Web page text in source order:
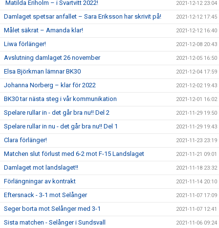
Matilda Eriholm – i Svartvitt 2022! 2021-12-12 23:04
Damlaget spetsar anfallet – Sara Eriksson har skrivit på! 2021-12-12 17:45
Målet säkrat – Amanda klar! 2021-12-12 16:40
Liwa förlänger! 2021-12-08 20:43
Avslutning damlaget 26 november 2021-12-05 16:50
Elsa Björkman lämnar BK30 2021-12-04 17:59
Johanna Norberg – klar för 2022 2021-12-02 19:43
BK30 tar nästa steg i vår kommunikation 2021-12-01 16:02
Spelare rullar in - det går bra nu!! Del 2 2021-11-29 19:50
Spelare rullar in nu - det går bra nu!! Del 1 2021-11-29 19:43
Clara förlänger! 2021-11-23 23:19
Matchen slut förlust med 6-2 mot F-15 Landslaget 2021-11-21 09:01
Damlaget mot landslaget!! 2021-11-18 23:32
Förlängningar av kontrakt 2021-11-14 20:10
Eftersnack - 3-1 mot Selånger 2021-11-07 17:09
Seger borta mot Selånger med 3-1 2021-11-07 12:41
Sista matchen - Selånger i Sundsvall 2021-11-06 09:24